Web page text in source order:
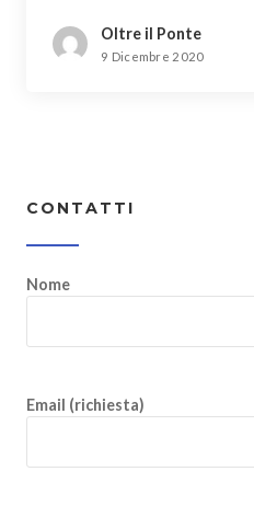
Oltre il Ponte
9 Dicembre 2020
CONTATTI
Nome
Email (richiesta)